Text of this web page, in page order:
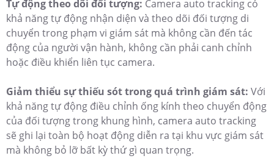
Tự động theo dõi đối tượng: Camera auto tracking có
khả năng tự động nhận diện và theo dõi đối tượng di
chuyển trong phạm vi giám sát mà không cần đến tác
động của người vận hành, không cần phải canh chỉnh
hoặc điều khiển liên tục camera.
Giảm thiểu sự thiếu sót trong quá trình giám sát: Với
khả năng tự động điều chỉnh ống kính theo chuyển động
của đối tượng trong khung hình, camera auto tracking
sẽ ghi lại toàn bộ hoạt động diễn ra tại khu vực giám sát
mà không bỏ lỡ bất kỳ thứ gì quan trọng.